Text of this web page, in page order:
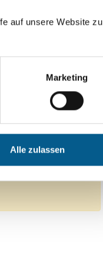
auf unsere Website zu
Marketing
Alle zulassen
Kategorien
Gesundheitswesen